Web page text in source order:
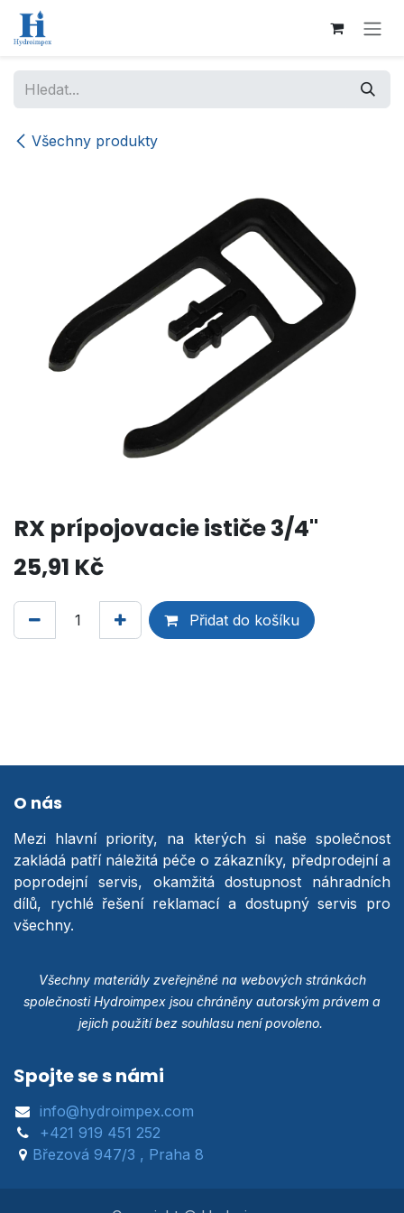
Přejít na obsah
Všechny produkty
RX prípojovacie ističe 3/4"
25,91 Kč
Přidat do košíku
O nás
Mezi hlavní priority, na kterých si naše společnost
zakládá patří náležitá péče o zákazníky, předprodejní a
poprodejní servis, okamžitá dostupnost náhradních
dílů, rychlé řešení reklamací a dostupný servis pro
všechny.
Všechny materiály zveřejněné na webových stránkách
společnosti Hydroimpex jsou chráněny autorským právem a
jejich použití bez souhlasu není povoleno.
Spojte se s námi
info@hydroimpex.com
+421 919 451 252
Březová 947/3 , Praha 8